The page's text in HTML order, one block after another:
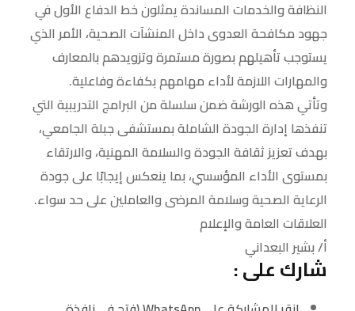
النظافة والخدمات المساندة يمثلون خط الدفاع الأول في
جهود مكافحة العدوى داخل المنشآت الصحية، الأمر الذي
يستوجب تأهيلهم بصورة مستمرة وتزويدهم بالمعارف
والمهارات اللازمة لأداء مهامهم بكفاءة وفاعلية.
وتأتي هذه الورشة ضمن سلسلة من البرامج التدريبية التي
تنفذها إدارة الجودة الشاملة بمستشفى جبلة الجامعي،
بهدف تعزيز ثقافة الجودة والسلامة المهنية، والارتقاء
بمستوى الأداء المؤسسي، بما ينعكس إيجابًا على جودة
الرعاية الصحية وسلامة المرضى والعاملين على حد سواء.
العلاقات العامة والإعلام
أ/ بشير البعداني
شارك على :